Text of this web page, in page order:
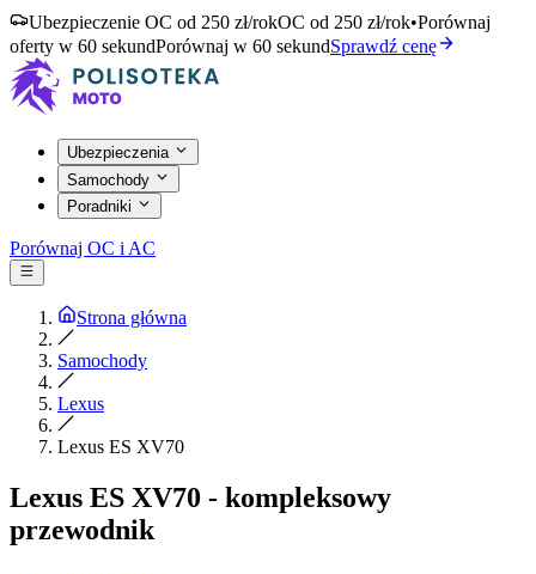
Ubezpieczenie OC od 250 zł/rokOC od 250 zł/rok•Porównaj
oferty w 60 sekundPorównaj w 60 sekundSprawdź cenę
Ubezpieczenia
Samochody
Poradniki
Porównaj OC i AC
Strona główna
Samochody
Lexus
Lexus ES XV70
Lexus ES XV70 - kompleksowy
przewodnik